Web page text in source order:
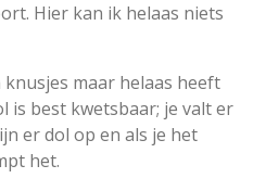
Hier kan ik helaas niets
maar helaas heeft
is best kwetsbaar; je valt er
er dol op en als je het
het.